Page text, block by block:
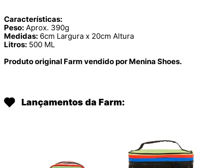
Características:
Peso: Aprox. 390g
Medidas: 6cm Largura x 20cm Altura
Litros: 500 ML
Produto original Farm vendido por Menina Shoes.
Lançamentos da Farm: